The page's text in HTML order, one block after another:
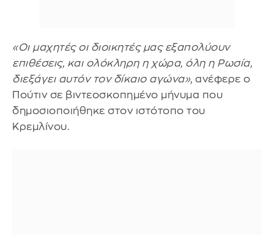
«Οι μαχητές οι διοικητές μας εξαπολύουν
επιθέσεις, και ολόκληρη η χώρα, όλη η Ρωσία,
διεξάγει αυτόν τον δίκαιο αγώνα», ανέφερε ο
Πούτιν σε βιντεοσκοπημένο μήνυμα που
δημοσιοποιήθηκε στον ιστότοπο του
Κρεμλίνου.